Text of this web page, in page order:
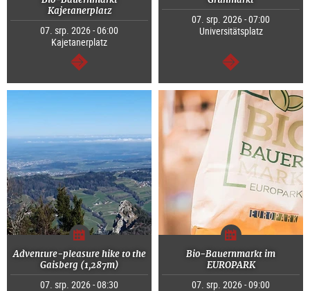
Kajetanerplatz
07. srp. 2026 - 06:00
Kajetanerplatz
continue
07. srp. 2026 - 07:00
Universitätsplatz
continue
Adventure-pleasure hike to the
Gaisberg (1,287m)
07. srp. 2026 - 08:30
Bio-Bauernmarkt im
EUROPARK
07. srp. 2026 - 09:00